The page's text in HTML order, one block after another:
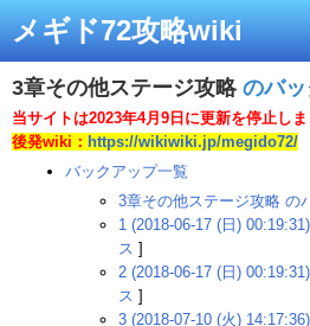
メギド72攻略wiki
3章その他ステージ攻略 のバ
当サイトは2023年4月9日に更新を停止しま
後発wiki： https://wikiwiki.jp/megido72/
バックアップ一覧
3章その他ステージ攻略 の
1 (2018-06-17 (日) 00:19:31)
ス ]
2 (2018-06-17 (日) 00:19:31)
ス ]
3 (2018-07-10 (火) 14:17:36)